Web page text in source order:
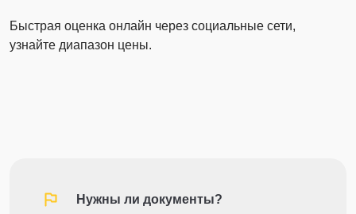
Быстрая оценка онлайн через социальные сети,
узнайте диапазон цены.
Нужны ли документы?